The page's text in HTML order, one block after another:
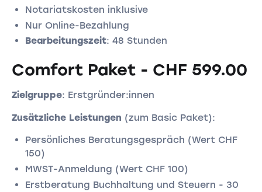
Notariatskosten inklusive
Nur Online-Bezahlung
Bearbeitungszeit: 48 Stunden
Comfort Paket - CHF 599.00
Zielgruppe: Erstgründer:innen
Zusätzliche Leistungen (zum Basic Paket):
Persönliches Beratungsgespräch (Wert CHF
150)
MWST-Anmeldung (Wert CHF 100)
Erstberatung Buchhaltung und Steuern - 30